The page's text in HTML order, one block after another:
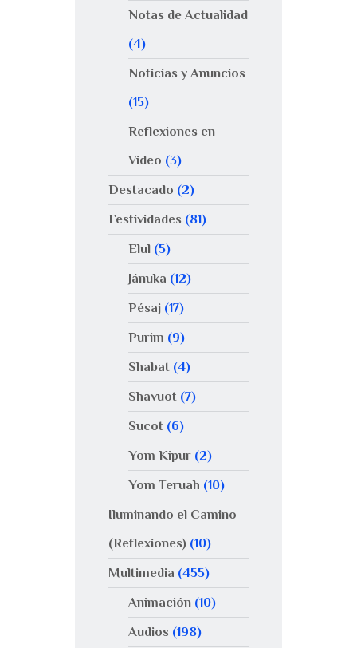
Notas de Actualidad
(4)
Noticias y Anuncios
(15)
Reflexiones en
Video (3)
Destacado (2)
Festividades (81)
Elul(5)
Jánuka (12)
Pésaj(17)
Purim (9)
Shabat(4)
Shavuot(7)
Sucot(6)
Yom Kipur(2)
Yom Teruah (10)
Iluminando el Camino
(Reflexiones) (10)
Multimedia (455)
Animación(10)
Audios (198)